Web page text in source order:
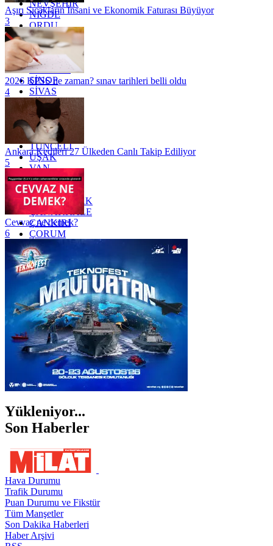
NEVŞEHİR
NİĞDE
ORDU
OSMANİYE
RİZE
SAKARYA
SAMSUN
SİNOP
SİVAS
SİİRT
TEKİRDAĞ
TOKAT
TRABZON
TUNCELİ
UŞAK
VAN
YALOVA
YOZGAT
ZONGULDAK
ÇANAKKALE
ÇANKIRI
ÇORUM
İSTANBUL
İZMİR
ŞANLIURFA
ŞIRNAK
Aşırı Sıcakların İnsani ve Ekonomik Faturası Büyüyor
3
2026 KPSS ne zaman? sınav tarihleri belli oldu
4
Ankara Kedileri 27 Ülkeden Canlı Takip Ediliyor
5
Cevvaz ne demek?
6
Yükleniyor...
Son Haberler
Hava Durumu
Trafik Durumu
Puan Durumu ve Fikstür
Tüm Manşetler
Son Dakika Haberleri
Haber Arşivi